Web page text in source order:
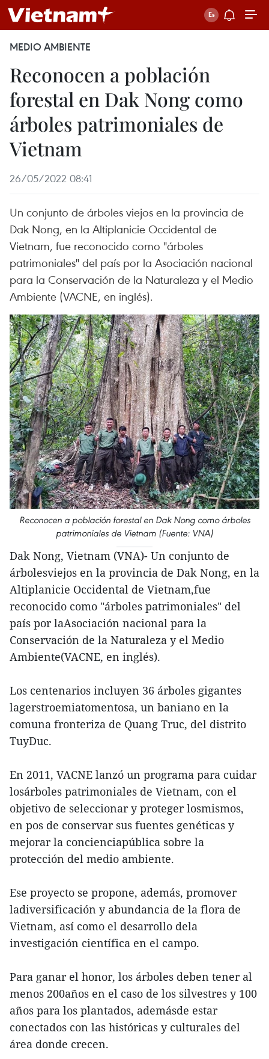
MEDIO AMBIENTE
Reconocen a población
forestal en Dak Nong como
árboles patrimoniales de
Vietnam
26/05/2022 08:41
Un conjunto de árboles viejos en la provincia de
Dak Nong, en la Altiplanicie Occidental de
Vietnam, fue reconocido como "árboles
patrimoniales" del país por la Asociación nacional
para la Conservación de la Naturaleza y el Medio
Ambiente (VACNE, en inglés).
Reconocen a población forestal en Dak Nong como árboles
patrimoniales de Vietnam (Fuente: VNA)
Dak Nong, Vietnam (VNA)- Un conjunto de
árbolesviejos en la provincia de Dak Nong, en la
Altiplanicie Occidental de Vietnam,fue
reconocido como "árboles patrimoniales" del
país por laAsociación nacional para la
Conservación de la Naturaleza y el Medio
Ambiente(VACNE, en inglés).
Los centenarios incluyen 36 árboles gigantes
lagerstroemiatomentosa, un baniano en la
comuna fronteriza de Quang Truc, del distrito
TuyDuc.
En 2011, VACNE lanzó un programa para cuidar
losárboles patrimoniales de Vietnam, con el
objetivo de seleccionar y proteger losmismos,
en pos de conservar sus fuentes genéticas y
mejorar la concienciapública sobre la
protección del medio ambiente.
Ese proyecto se propone, además, promover
ladiversificación y abundancia de la flora de
Vietnam, así como el desarrollo dela
investigación científica en el campo.
Para ganar el honor, los árboles deben tener al
menos 200años en el caso de los silvestres y 100
años para los plantados, ademásde estar
conectados con las históricas y culturales del
área donde crecen.